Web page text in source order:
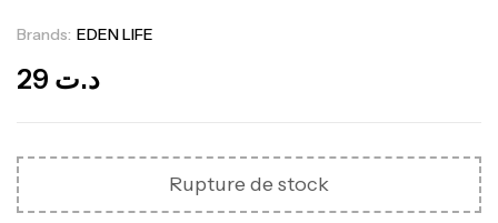
Brands: EDEN LIFE
د.ت
Rupture de stock